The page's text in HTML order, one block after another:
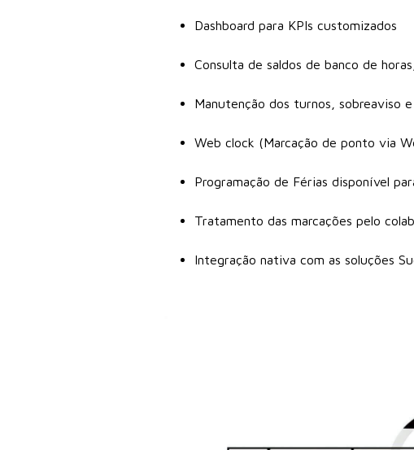
Dashboard para KPIs customizados
Consulta de saldos de banco de
Manutenção dos turnos, sobreaviso
Web clock (Marcação de ponto via
Programação de Férias disponível
Tratamento das marcações pelo
Integração nativa com as soluções